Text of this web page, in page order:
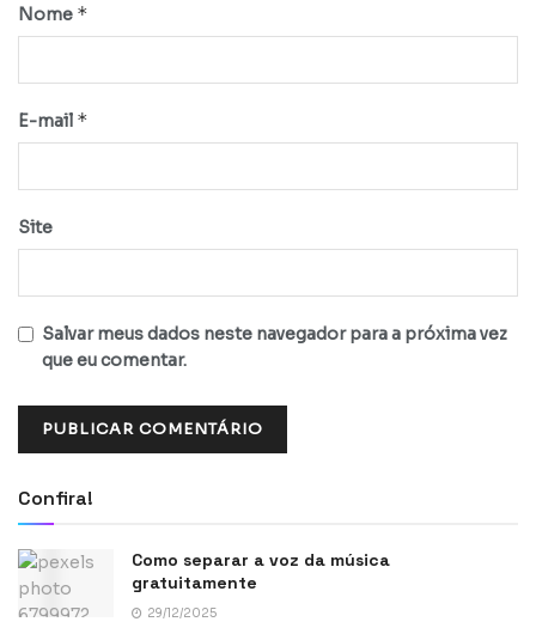
Nome *
E-mail *
Site
Salvar meus dados neste navegador para a próxima vez
que eu comentar.
Confira!
Como separar a voz da música
gratuitamente
29/12/2025